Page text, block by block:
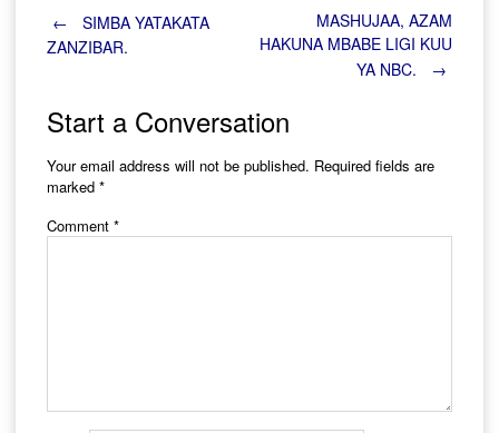
Post
navigation
←
SIMBA YATAKATA
ZANZIBAR.
MASHUJAA, AZAM
HAKUNA MBABE LIGI KUU
YA NBC.
→
Start a Conversation
Your email address will not be published. Required fields are
marked *
Comment *